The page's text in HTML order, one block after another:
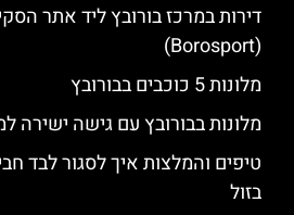
דירות במרכז בורובץ ליד אתר
(Borosport)
מלונות 5 כוכבים בבורובץ
מלונות בבורובץ עם גישה ישירה
טיפים והמלצות איך לסגור לבד
בזול